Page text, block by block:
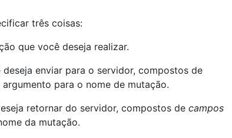
três coisas:
que você deseja realizar.
deseja enviar para o servidor, compostos de
para o nome de mutação.
retornar do servidor, compostos de campos
da mutação.